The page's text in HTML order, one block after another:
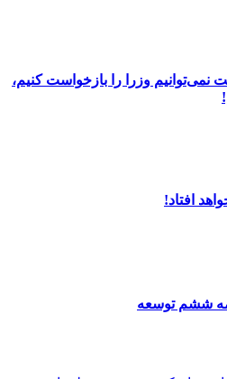
وزرا را بازخواست کنیم،
افتاد!
ششم توسعه